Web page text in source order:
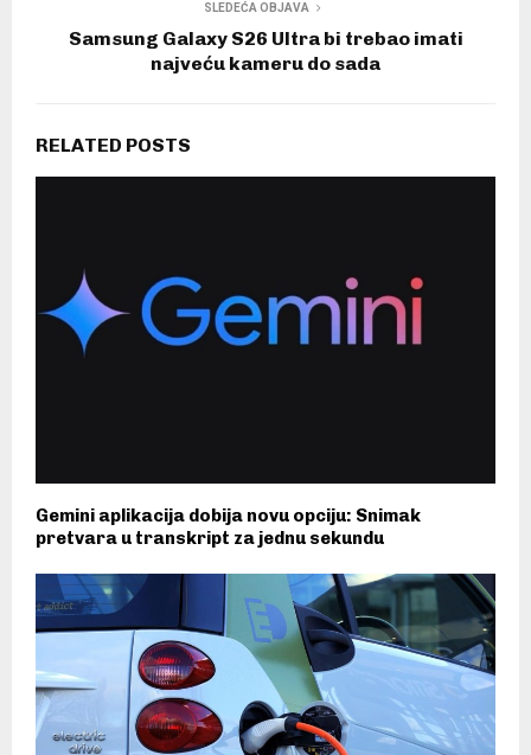
SLEDEĆA OBJAVA
Samsung Galaxy S26 Ultra bi trebao imati
najveću kameru do sada
RELATED POSTS
Gemini aplikacija dobija novu opciju: Snimak
pretvara u transkript za jednu sekundu